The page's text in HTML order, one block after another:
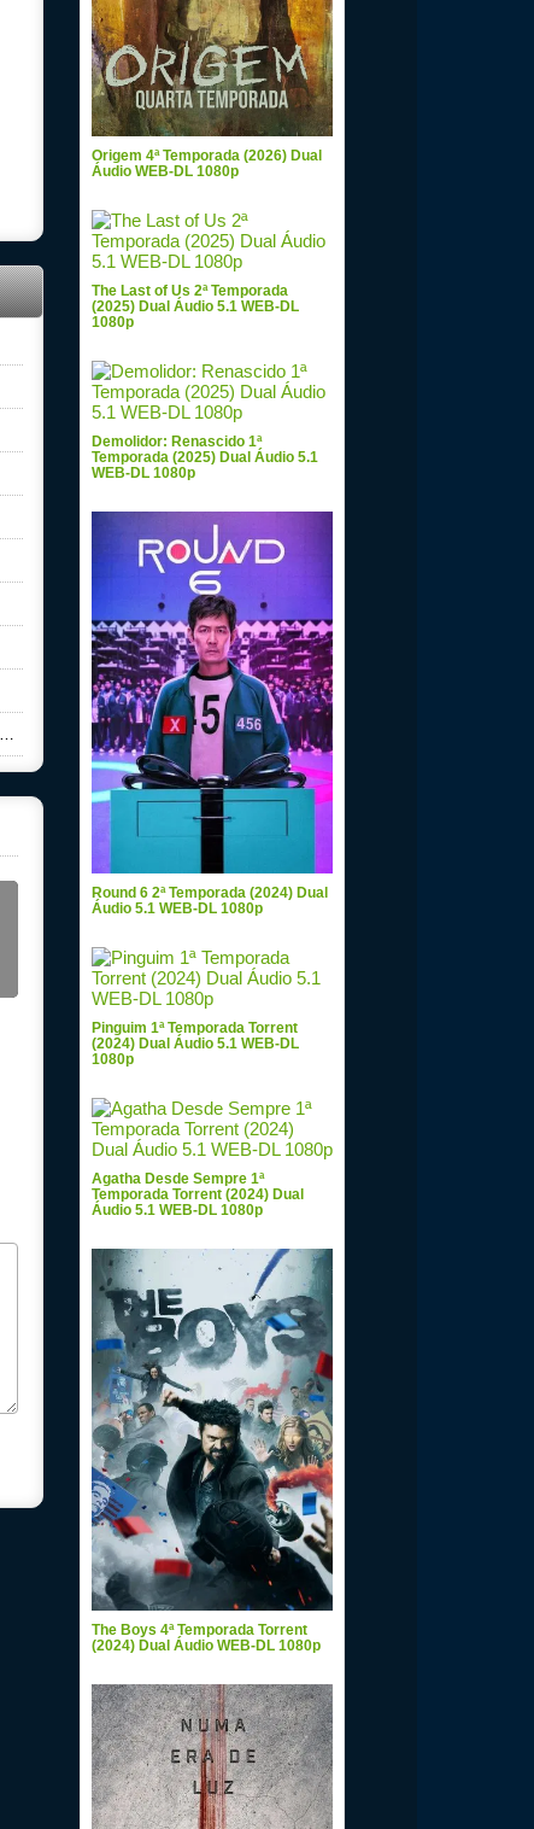
Origem 4ª Temporada (2026) Dual
Áudio WEB-DL 1080p
The Last of Us 2ª Temporada
(2025) Dual Áudio 5.1 WEB-DL
1080p
Demolidor: Renascido 1ª
Temporada (2025) Dual Áudio 5.1
WEB-DL 1080p
Round 6 2ª Temporada (2024) Dual
Áudio 5.1 WEB-DL 1080p
Pinguim 1ª Temporada Torrent
(2024) Dual Áudio 5.1 WEB-DL
1080p
Agatha Desde Sempre 1ª
Temporada Torrent (2024) Dual
Áudio 5.1 WEB-DL 1080p
The Boys 4ª Temporada Torrent
(2024) Dual Áudio WEB-DL 1080p